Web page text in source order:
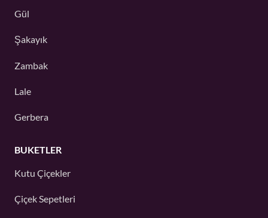
Gül
Şakayık
Zambak
Lale
Gerbera
BUKETLER
Kutu Çiçekler
Çiçek Sepetleri